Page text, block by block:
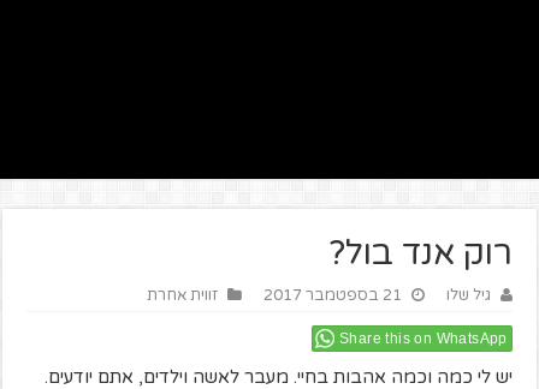
רוק אנד בול?
גיל שלו 21 בספטמבר 2017 זווית אחרת
Share this on WhatsApp
יש לי כמה וכמה אהבות בחיי. מעבר לאשה וילדים, אתם יודעים.